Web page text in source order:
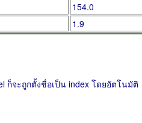
154.0
1.9
ก็จะถูกตั้งชื่อเป็น index โดยอัตโนมัติ